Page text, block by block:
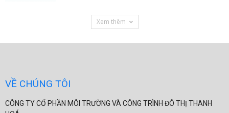
Xem thêm
VỀ CHÚNG TÔI
CÔNG TY CỔ PHẦN MÔI TRƯỜNG VÀ CÔNG TRÌNH ĐÔ THỊ THANH